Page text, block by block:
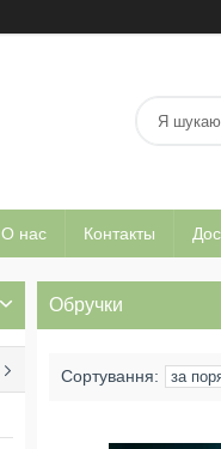
О нас Контакты
Обручки